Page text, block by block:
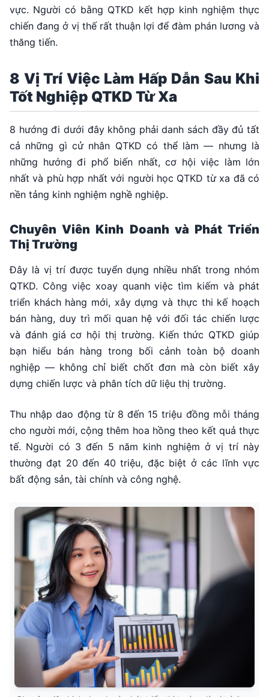
vực. Người có bằng QTKD kết hợp kinh nghiệm thực
chiến đang ở vị thế rất thuận lợi để đàm phán lương và
thăng tiến.
8 Vị Trí Việc Làm Hấp Dẫn Sau Khi
Tốt Nghiệp QTKD Từ Xa
8 hướng đi dưới đây không phải danh sách đầy đủ tất
cả những gì cử nhân QTKD có thể làm — nhưng là
những hướng đi phổ biến nhất, cơ hội việc làm lớn
nhất và phù hợp nhất với người học QTKD từ xa đã có
nền tảng kinh nghiệm nghề nghiệp.
Chuyên Viên Kinh Doanh và Phát Triển
Thị Trường
Đây là vị trí được tuyển dụng nhiều nhất trong nhóm
QTKD. Công việc xoay quanh việc tìm kiếm và phát
triển khách hàng mới, xây dựng và thực thi kế hoạch
bán hàng, duy trì mối quan hệ với đối tác chiến lược
và đánh giá cơ hội thị trường. Kiến thức QTKD giúp
bạn hiểu bán hàng trong bối cảnh toàn bộ doanh
nghiệp — không chỉ biết chốt đơn mà còn biết xây
dựng chiến lược và phân tích dữ liệu thị trường.
Thu nhập dao động từ 8 đến 15 triệu đồng mỗi tháng
cho người mới, cộng thêm hoa hồng theo kết quả thực
tế. Người có 3 đến 5 năm kinh nghiệm ở vị trí này
thường đạt 20 đến 40 triệu, đặc biệt ở các lĩnh vực
bất động sản, tài chính và công nghệ.